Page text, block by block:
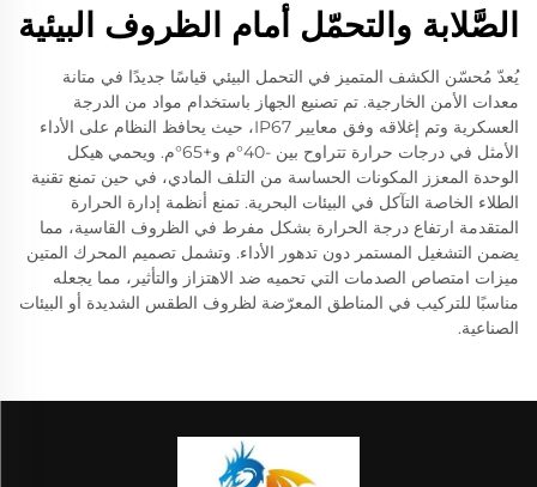
الصَّلابة والتحمّل أمام الظروف البيئية
يُعدّ مُحسّن الكشف المتميز في التحمل البيئي قياسًا جديدًا في متانة
معدات الأمن الخارجية. تم تصنيع الجهاز باستخدام مواد من الدرجة
العسكرية وتم إغلاقه وفق معايير IP67، حيث يحافظ النظام على الأداء
الأمثل في درجات حرارة تتراوح بين -40°م و+65°م. ويحمي هيكل
الوحدة المعزز المكونات الحساسة من التلف المادي، في حين تمنع تقنية
الطلاء الخاصة التآكل في البيئات البحرية. تمنع أنظمة إدارة الحرارة
المتقدمة ارتفاع درجة الحرارة بشكل مفرط في الظروف القاسية، مما
يضمن التشغيل المستمر دون تدهور الأداء. وتشمل تصميم المحرك المتين
ميزات امتصاص الصدمات التي تحميه ضد الاهتزاز والتأثير، مما يجعله
مناسبًا للتركيب في المناطق المعرّضة لظروف الطقس الشديدة أو البيئات
الصناعية.